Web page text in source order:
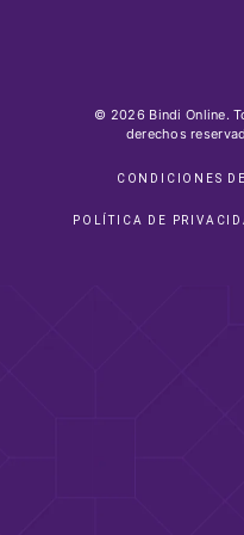
© 2026 Bindi Online.
derechos
CONDICIONES
POLÍTICA DE